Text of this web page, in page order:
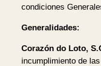
condiciones
Generalidades:
Corazón do Loto,
incumplimiento de